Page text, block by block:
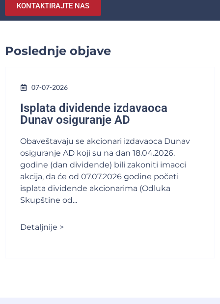
KONTAKTIRAJTE NAS
Poslednje objave
07-07-2026
Isplata dividende izdavaoca
Dunav osiguranje AD
Obaveštavaju se akcionari izdavaoca Dunav
osiguranje AD koji su na dan 18.04.2026.
godine (dan dividende) bili zakoniti imaoci
akcija, da će od 07.07.2026 godine početi
isplata dividende akcionarima (Odluka
Skupštine od...
Detaljnije >